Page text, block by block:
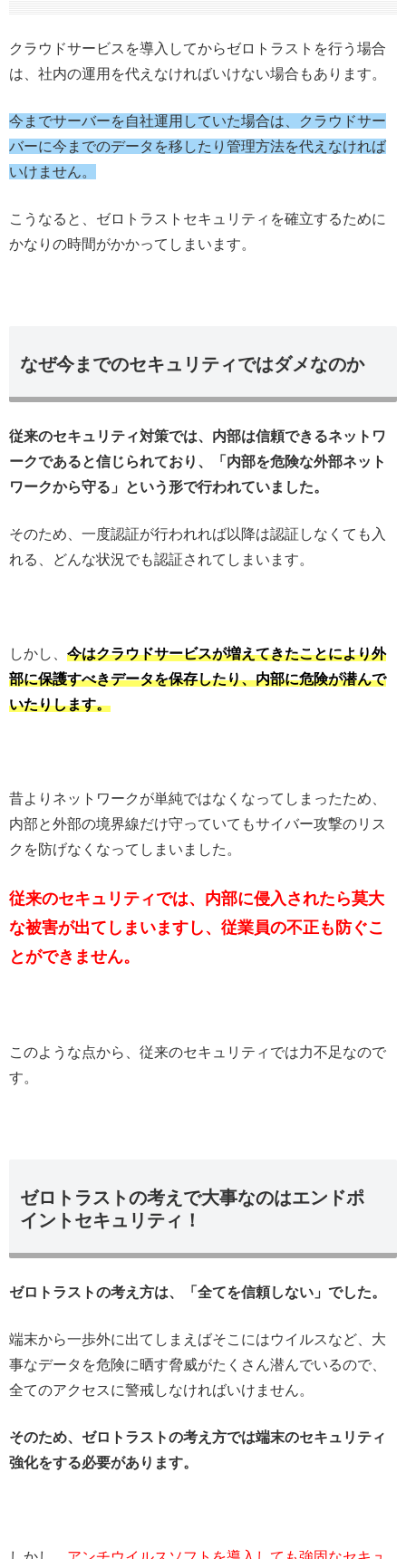
クラウドサービスを導入してからゼロトラストを行う場合
は、社内の運用を代えなければいけない場合もあります。
今までサーバーを自社運用していた場合は、クラウドサー
バーに今までのデータを移したり管理方法を代えなければ
いけません。
こうなると、ゼロトラストセキュリティを確立するために
かなりの時間がかかってしまいます。
なぜ今までのセキュリティではダメなのか
従来のセキュリティ対策では、内部は信頼できるネットワ
ークであると信じられており、「内部を危険な外部ネット
ワークから守る」という形で行われていました。
そのため、一度認証が行われれば以降は認証しなくても入
れる、どんな状況でも認証されてしまいます。
しかし、 今はクラウドサービスが増えてきたことにより外
部に保護すべきデータを保存したり、内部に危険が潜んで
いたりします。
昔よりネットワークが単純ではなくなってしまったため、
内部と外部の境界線だけ守っていてもサイバー攻撃のリス
クを防げなくなってしまいました。
従来のセキュリティでは、内部に侵入されたら莫大
な被害が出てしまいますし、従業員の不正も防ぐこ
とができません。
このような点から、従来のセキュリティでは力不足なので
す。
ゼロトラストの考えで大事なのはエンドポ
イントセキュリティ！
ゼロトラストの考え方は、「全てを信頼しない」でした。
端末から一歩外に出てしまえばそこにはウイルスなど、大
事なデータを危険に晒す脅威がたくさん潜んでいるので、
全てのアクセスに警戒しなければいけません。
そのため、ゼロトラストの考え方では端末のセキュリティ
強化をする必要があります。